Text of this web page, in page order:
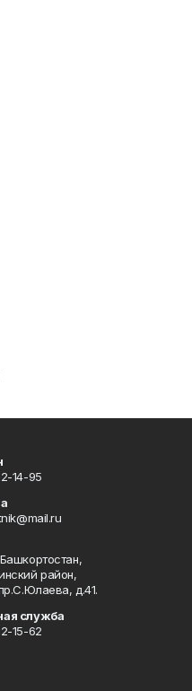
14-95
район,
д.41.
служба
15-62